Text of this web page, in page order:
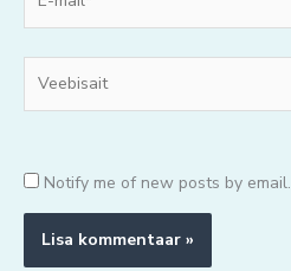
mail*
Notify me of new posts by email.